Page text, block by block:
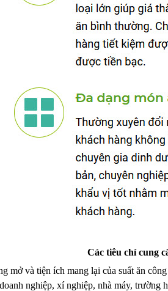
Các tiêu chí cung
mở và tiện ích mang lại của suất ăn
nghiệp, xí nghiệp, nhà máy,